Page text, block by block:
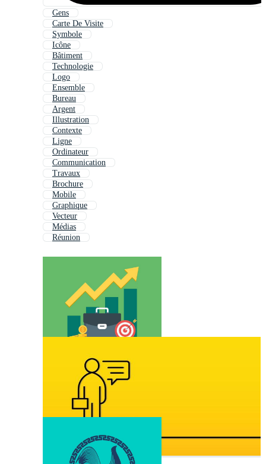
Gens
Carte De Visite
Symbole
Icône
Bâtiment
Technologie
Logo
Ensemble
Bureau
Argent
Illustration
Contexte
Ligne
Ordinateur
Communication
Travaux
Brochure
Mobile
Graphique
Vecteur
Médias
Réunion